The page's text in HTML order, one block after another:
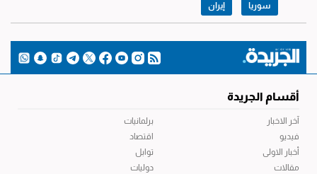
سوريا إيران
أقسام الجريدة
آخر الاخبار
فيديو
أخبار الاولى
مقالات
برلمانيات
اقتصاد
توابل
دوليات